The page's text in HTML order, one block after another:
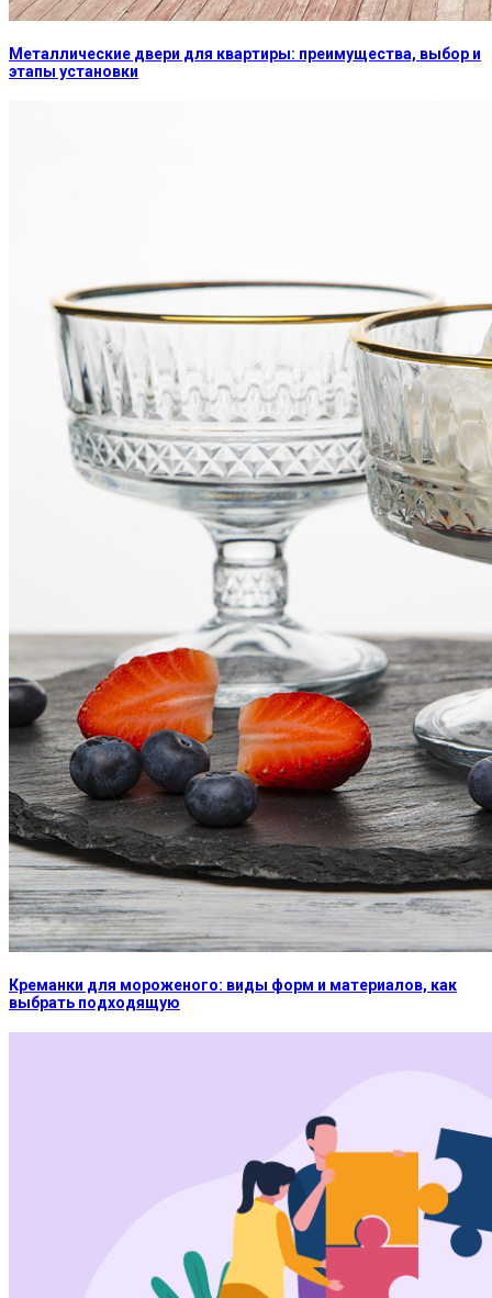
Металлические двери для квартиры: преимущества, выбор и
этапы установки
Креманки для мороженого: виды форм и материалов, как
выбрать подходящую